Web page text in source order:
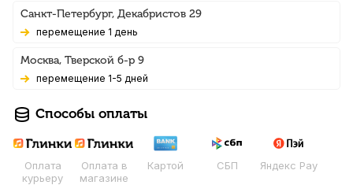
Санкт-Петербург, Декабристов 29
Перемещение 1 день
Москва, Тверской б-р 9
Перемещение 1-5 дней
Способы оплаты
Оплата
курьеру
Оплата в
магазине
Картой СБП Яндекс Pay